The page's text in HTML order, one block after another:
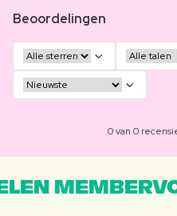
Beoordelingen
0 van 0